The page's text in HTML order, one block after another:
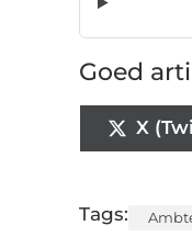
Goed
X
Tags: